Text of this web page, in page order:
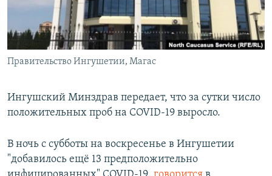
СОЦИАЛЬНЫЕ СЕТИ
Все сайты РСЕ/РС
Правительство Ингушетии, Магас
Ингушский Минздрав передает, что за сутки число
положительных проб на COVID-19 выросло.
В ночь с субботы на воскресенье в Ингушетии
"добавилось ещё 13 предположительно